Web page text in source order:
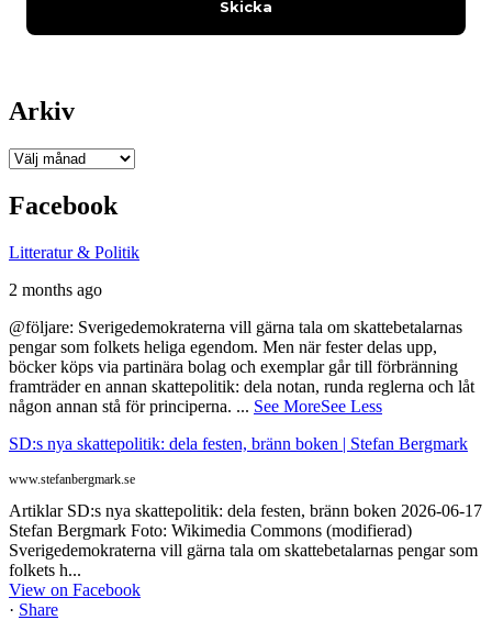
Arkiv
Arkiv
Facebook
Litteratur & Politik
2 months ago
@följare: Sverigedemokraterna vill gärna tala om skattebetalarnas
pengar som folkets heliga egendom. Men när fester delas upp,
böcker köps via partinära bolag och exemplar går till förbränning
framträder en annan skattepolitik: dela notan, runda reglerna och låt
någon annan stå för principerna. ... See MoreSee Less
SD:s nya skattepolitik: dela festen, bränn boken | Stefan Bergmark
www.stefanbergmark.se
Artiklar SD:s nya skattepolitik: dela festen, bränn boken 2026-06-17
Stefan Bergmark Foto: Wikimedia Commons (modifierad)
Sverigedemokraterna vill gärna tala om skattebetalarnas pengar som
folkets h...
View on Facebook
· Share